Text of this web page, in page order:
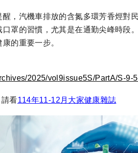
，汽機車排放的含氮多環芳香烴對
罩的習慣，尤其是在通勤尖峰時段
的重要一步。
2025/vol9issue5S/PartA/S-9-
請看114年11-12月大家健康雜誌